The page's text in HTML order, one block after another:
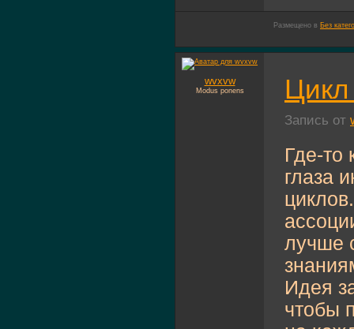
Размещено в Без
wvxvw
Modus ponens Цикл
Запись от
Где-то
глаза
лучше
Идея
чтобы